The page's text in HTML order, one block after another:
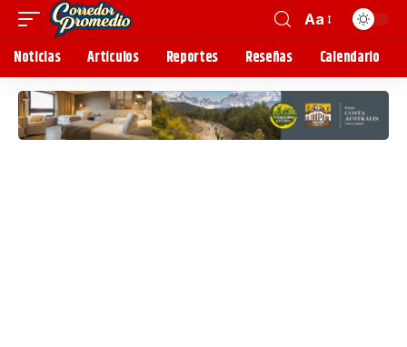
Aa
Noticias Artículos Reportes Reseñas Calendario